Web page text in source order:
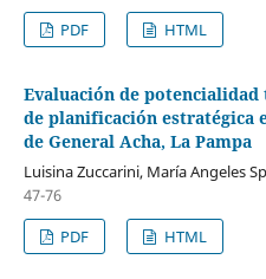
PDF
HTML
Evaluación de
de planificación estratégica
de General Acha, La Pampa
Luisina Zuccarini, María Angeles
47-76
PDF
HTML